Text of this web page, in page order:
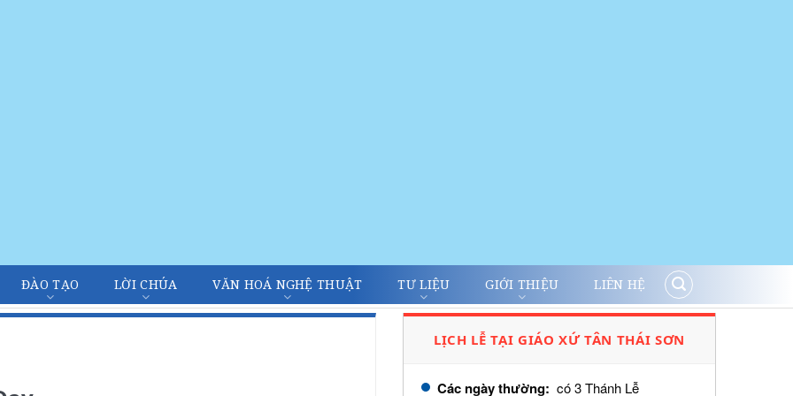
ĐÀO TẠO LỜI CHÚA VĂN HOÁ NGHỆ THUẬT TƯ LIỆU GIỚI THIỆU LIÊN HỆ
LỊCH LỄ TẠI GIÁO XỨ TÂN THÁI SƠN
Các ngày thường: có 3 Thánh Lễ